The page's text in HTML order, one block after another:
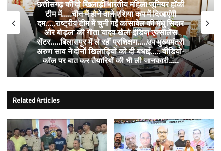
छत्तीसगढ़ की दो खिलाड़ी भारतीय महिला जूनियर हॉकी
टीम में…..चीन में होने वाले एशिया कप में दिखाएंगी
दम…..राष्ट्रीय टीम में चुनी गईं कांसाबेल की मधु सिदार
और बोड़ला की गीता यादव खेलो इंडिया एक्सीलेंस
सेंटर…..बिलासपुर में ले रहीं प्रशिक्षण…..उप मुख्यमंत्री
अरुण साव ने दोनों खिलाड़ियों को दी बधाई….. वीडियो-
कॉल पर बात कर तैयारियों की भी ली जानकारी…..
Related Articles